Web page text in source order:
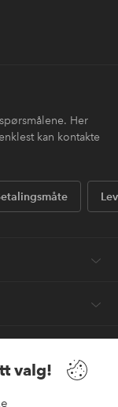
valg!
Her
kan kontakte